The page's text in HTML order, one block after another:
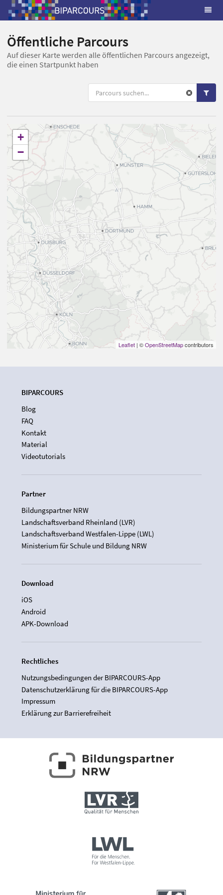
Öffentliche Parcours
Auf dieser Karte werden alle öffentlichen Parcours angezeigt,
die einen Startpunkt haben
+
−
Leaflet | ©OpenStreetMapcontributors
BIPARCOURS
Blog
FAQ
Kontakt
Material
Videotutorials
Partner
Bildungspartner NRW
Landschaftsverband Rheinland (LVR)
Landschaftsverband Westfalen-Lippe (LWL)
Ministerium für Schule und Bildung NRW
Download
iOS
Android
APK-Download
Rechtliches
Nutzungsbedingungen der BIPARCOURS-App
Datenschutzerklärung für die BIPARCOURS-App
Impressum
Erklärung zur Barrierefreiheit